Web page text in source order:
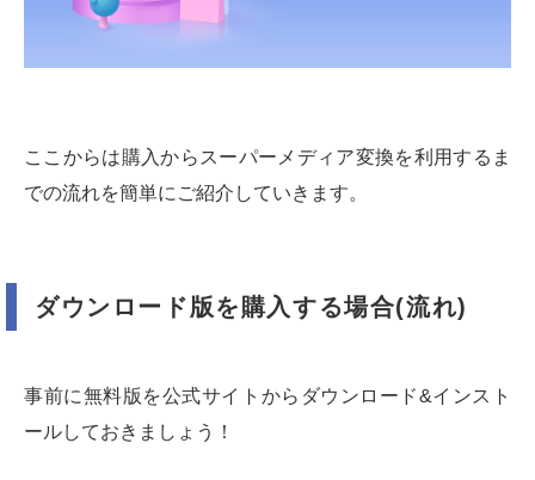
ここからは購入からスーパーメディア変換を利用するま
での流れを簡単にご紹介していきます。
ダウンロード版を購入する場合(流れ)
事前に無料版を公式サイトからダウンロード&インスト
ールしておきましょう！